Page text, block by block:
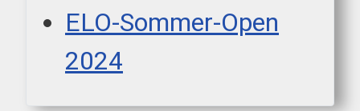
ELO-Sommer-Open
2024